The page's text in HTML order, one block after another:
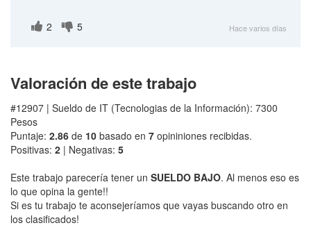
2 5 Hace varios días
Valoración de este trabajo
#12907 | Sueldo de IT (Tecnologias de la Información): 7300
Pesos
Puntaje: 2.86 de 10 basado en 7 opininiones recibidas.
Positivas: 2 | Negativas: 5
Este trabajo parecería tener un SUELDO BAJO. Al menos eso es
lo que opina la gente!!
Si es tu trabajo te aconsejeríamos que vayas buscando otro en
los clasificados!